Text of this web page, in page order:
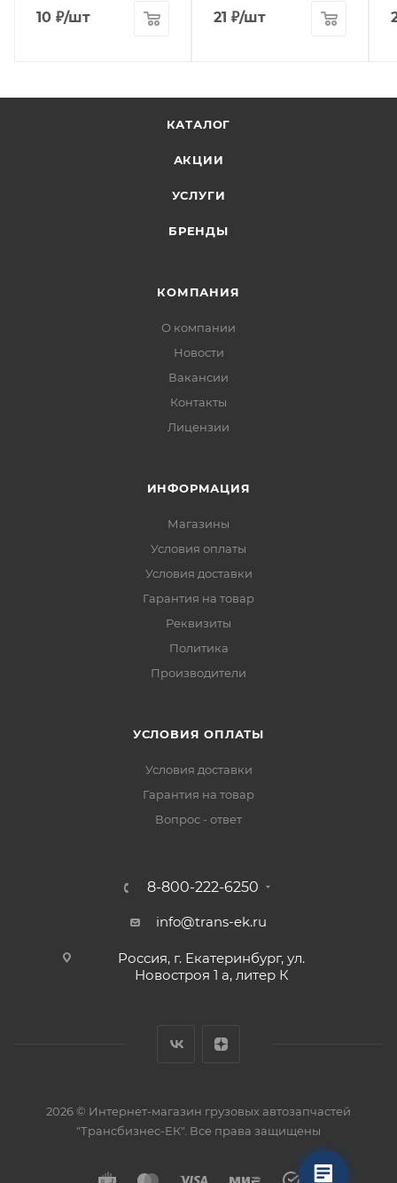
10 ₽/шт 21 ₽/шт
КАТАЛОГ
АКЦИИ
УСЛУГИ
БРЕНДЫ
КОМПАНИЯ
О компании
Новости
Вакансии
Контакты
Лицензии
ИНФОРМАЦИЯ
Магазины
Условия оплаты
Условия доставки
Гарантия на товар
Реквизиты
Политика
Производители
УСЛОВИЯ ОПЛАТЫ
Условия доставки
Гарантия на товар
Вопрос - ответ
8-800-222-6250
info@trans-ek.ru
Россия, г. Екатеринбург, ул.
Новостроя 1 а, литер К
2026 © Интернет-магазин грузовых автозапчастей
"Трансбизнес-ЕК" . Все права защищены